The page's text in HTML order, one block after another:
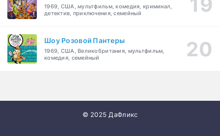
1969, США, мультфильм, комедия, криминал,
детектив, приключения, семейный
Шоу Розовой Пантеры
1969, США, Великобритания, мультфильм,
комедия, семейный
© 2025 ДаФликс